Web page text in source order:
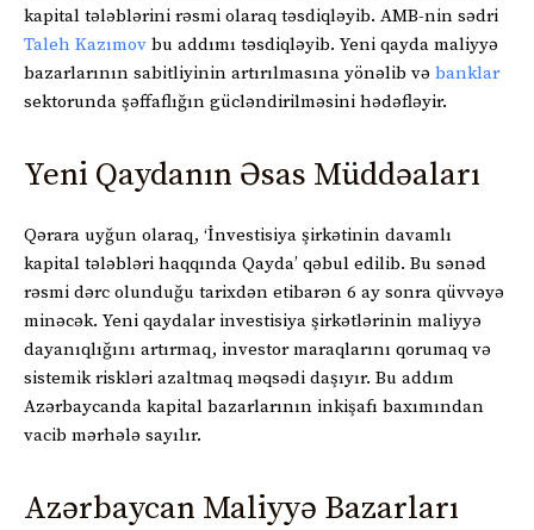
kapital tələblərini rəsmi olaraq təsdiqləyib. AMB-nin sədri
Taleh Kazımov bu addımı təsdiqləyib. Yeni qayda maliyyə
bazarlarının sabitliyinin artırılmasına yönəlib və banklar
sektorunda şəffaflığın gücləndirilməsini hədəfləyir.
Yeni Qaydanın Əsas Müddəaları
Qərara uyğun olaraq, ‘İnvestisiya şirkətinin davamlı
kapital tələbləri haqqında Qayda’ qəbul edilib. Bu sənəd
rəsmi dərc olunduğu tarixdən etibarən 6 ay sonra qüvvəyə
minəcək. Yeni qaydalar investisiya şirkətlərinin maliyyə
dayanıqlığını artırmaq, investor maraqlarını qorumaq və
sistemik riskləri azaltmaq məqsədi daşıyır. Bu addım
Azərbaycanda kapital bazarlarının inkişafı baxımından
vacib mərhələ sayılır.
Azərbaycan Maliyyə Bazarları